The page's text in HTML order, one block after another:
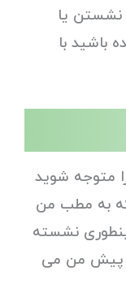
نشستن یا
باشید با
متوجه شوید
که به مطب من
نشسته
پیش من می